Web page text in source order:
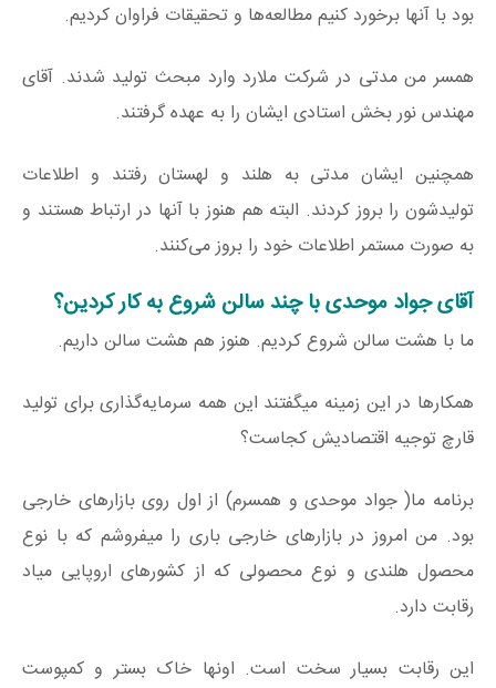
بود با آنها برخورد کنیم مطالعه‌ها و تحقیقات فراوان کردیم.
همسر من مدتی در شرکت ملارد وارد مبحث تولید شدند. آقای
مهندس نور بخش استادی ایشان را به عهده گرفتند.
همچنین ایشان مدتی به هلند و لهستان رفتند و اطلاعات
تولیدشون را بروز کردند. البته هم هنوز با آنها در ارتباط هستند و
به صورت مستمر اطلاعات خود را بروز می‌کنند.
آقای جواد موحدی با چند سالن شروع به کار کردین؟
ما با هشت سالن شروع کردیم. هنوز هم هشت سالن داریم.
همکارها در این زمینه میگفتند این همه سرمایه‌گذاری برای تولید
قارچ توجیه اقتصادیش کجاست؟
برنامه ما( جواد موحدی و همسرم) از اول روی بازارهای خارجی
بود. من امروز در بازارهای خارجی باری را میفروشم که با نوع
محصول هلندی و نوع محصولی که از کشورهای اروپایی میاد
رقابت دارد.
این رقابت بسیار سخت است. اونها خاک بستر و کمپوست